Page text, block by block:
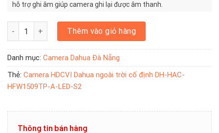
hỗ trợ ghi âm giúp camera ghi lại được âm thanh.
Camera HDCVI Dahua ngoài trời cố định DH-HAC-HFW1509TP-A-
Thêm vào giỏ hàng
Danh mục: Camera Dahua Đà Nẵng
Thẻ: Camera HDCVI Dahua ngoài trời cố định DH-HAC-
HFW1509TP-A-LED-S2
Thông tin bán hàng